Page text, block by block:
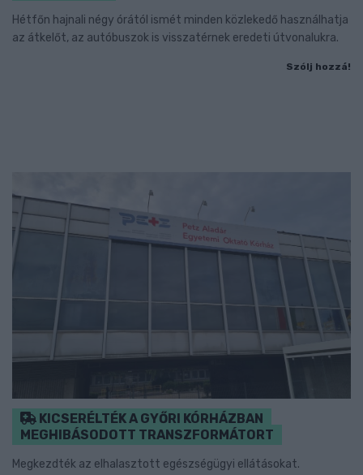
Hétfőn hajnali négy órától ismét minden közlekedő használhatja
az átkelőt, az autóbuszok is visszatérnek eredeti útvonalukra.
Szólj hozzá!
KICSERÉLTÉK A GYŐRI KÓRHÁZBAN
MEGHIBÁSODOTT TRANSZFORMÁTORT
Megkezdték az elhalasztott egészségügyi ellátásokat.